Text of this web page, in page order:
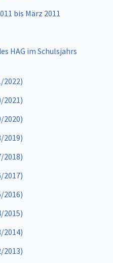
bis März 2011
HAG im Schulsjahrs
2022)
2021)
2020)
2019)
2018)
2017)
2016)
2015)
2014)
2013)